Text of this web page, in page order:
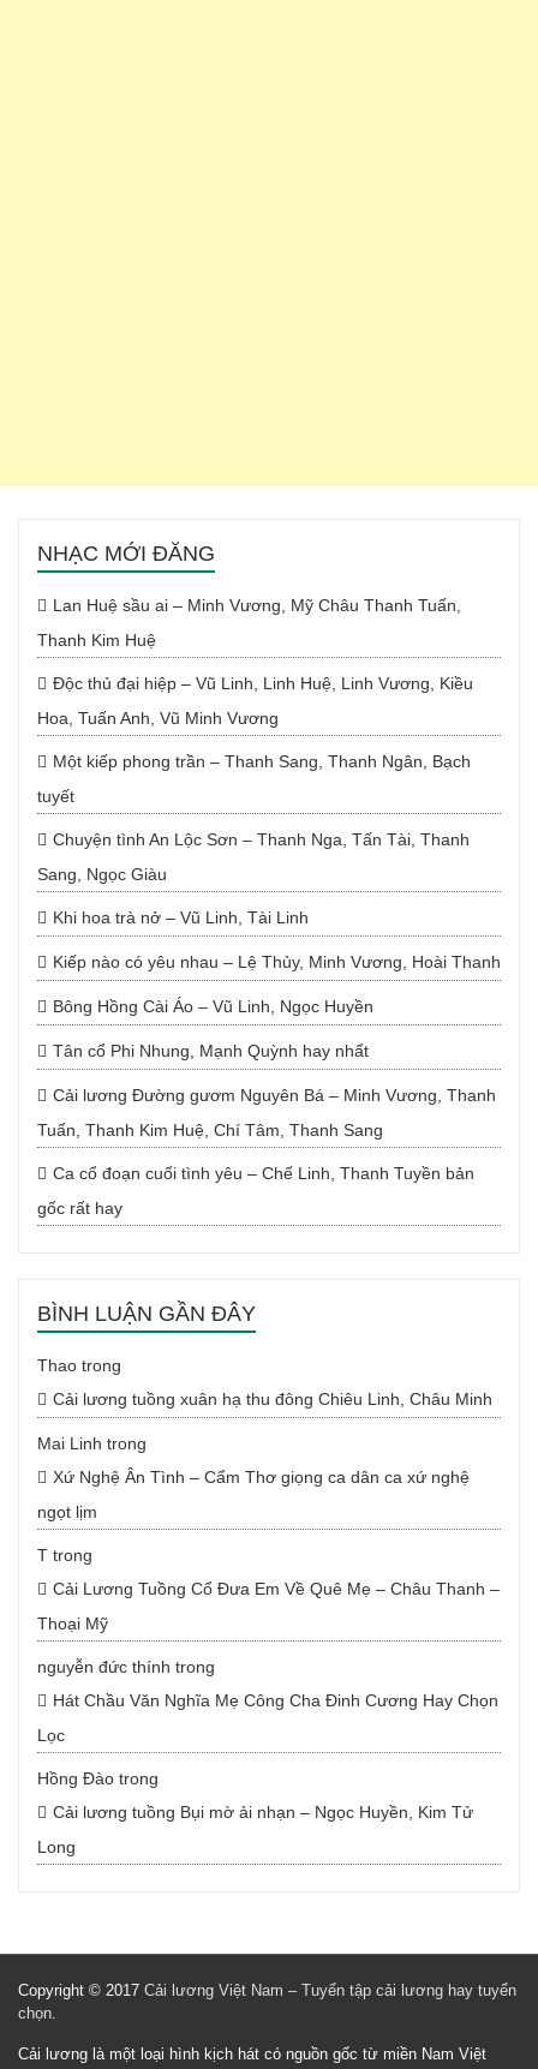
NHẠC MỚI ĐĂNG
Lan Huệ sầu ai – Minh Vương, Mỹ Châu Thanh Tuấn,
Thanh Kim Huệ
Độc thủ đại hiệp – Vũ Linh, Linh Huệ, Linh Vương, Kiều
Hoa, Tuấn Anh, Vũ Minh Vương
Một kiếp phong trần – Thanh Sang, Thanh Ngân, Bạch
tuyết
Chuyện tình An Lộc Sơn – Thanh Nga, Tấn Tài, Thanh
Sang, Ngọc Giàu
Khi hoa trà nở – Vũ Linh, Tài Linh
Kiếp nào có yêu nhau – Lệ Thủy, Minh Vương, Hoài Thanh
Bông Hồng Cài Áo – Vũ Linh, Ngọc Huyền
Tân cổ Phi Nhung, Mạnh Quỳnh hay nhất
Cải lương Đường gươm Nguyên Bá – Minh Vương, Thanh
Tuấn, Thanh Kim Huệ, Chí Tâm, Thanh Sang
Ca cổ đoạn cuối tình yêu – Chế Linh, Thanh Tuyền bản
gốc rất hay
BÌNH LUẬN GẦN ĐÂY
Thao trong
Cải lương tuồng xuân hạ thu đông Chiêu Linh, Châu Minh
Mai Linh trong
Xứ Nghệ Ân Tình – Cẩm Thơ giọng ca dân ca xứ nghệ
ngọt lịm
T trong
Cải Lương Tuồng Cổ Đưa Em Về Quê Mẹ – Châu Thanh –
Thoại Mỹ
nguyễn đức thính trong
Hát Chầu Văn Nghĩa Mẹ Công Cha Đinh Cương Hay Chọn
Lọc
Hồng Đào trong
Cải lương tuồng Bụi mờ ải nhạn – Ngọc Huyền, Kim Tử
Long
Copyright © 2017 Cải lương Việt Nam – Tuyển tập cải lương hay tuyển
chọn.
Cải lương là một loại hình kịch hát có nguồn gốc từ miền Nam Việt